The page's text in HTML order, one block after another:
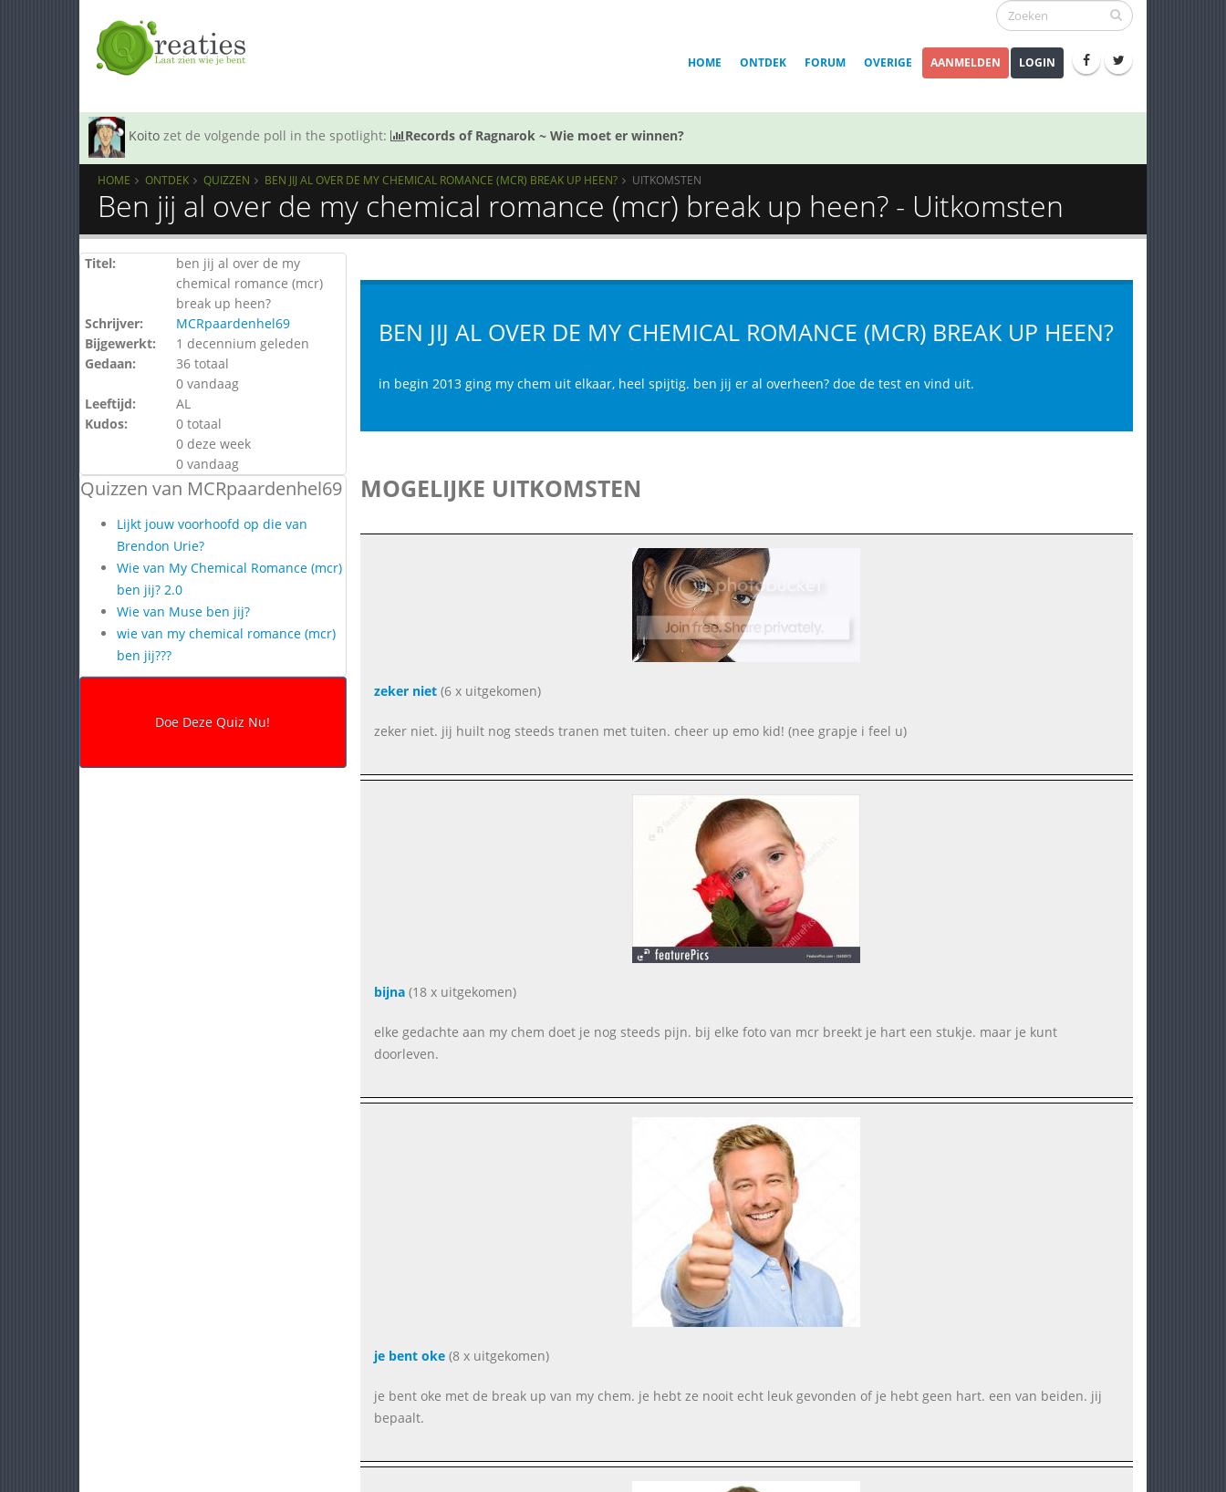
HOME ONTDEK FORUM OVERIGE AANMELDEN LOGIN
Koito zet de volgende poll in the spotlight: Records of Ragnarok ~ Wie moet er winnen?
HOME ONTDEK QUIZZEN BEN JIJ AL OVER DE MY CHEMICAL ROMANCE (MCR) BREAK UP HEEN? UITKOMSTEN
Ben jij al over de my chemical romance (mcr) break up heen? - Uitkomsten
Titel:
ben jij al over de my
chemical romance (mcr)
break up heen?
Schrijver:
MCRpaardenhel69
Bijgewerkt:
1 decennium geleden
Gedaan:
36 totaal
0 vandaag
Leeftijd:
AL
Kudos:
0 totaal
0 deze week
0 vandaag
Quizzen van MCRpaardenhel69
Lijkt jouw voorhoofd op die van
Brendon Urie?
Wie van My Chemical Romance (mcr)
ben jij? 2.0
Wie van Muse ben jij?
wie van my chemical romance (mcr)
ben jij???
BEN JIJ AL OVER DE MY CHEMICAL ROMANCE (MCR) BREAK UP HEEN?
in begin 2013 ging my chem uit elkaar, heel spijtig. ben jij er al overheen? doe de test en vind uit.
MOGELIJKE UITKOMSTEN
zeker niet(6 x uitgekomen)
zeker niet. jij huilt nog steeds tranen met tuiten. cheer up emo kid! (nee grapje i feel u)
bijna(18 x uitgekomen)
elke gedachte aan my chem doet je nog steeds pijn. bij elke foto van mcr breekt je hart een stukje. maar je kunt
doorleven.
je bent oke(8 x uitgekomen)
je bent oke met de break up van my chem. je hebt ze nooit echt leuk gevonden of je hebt geen hart. een van beiden. jij
bepaalt.